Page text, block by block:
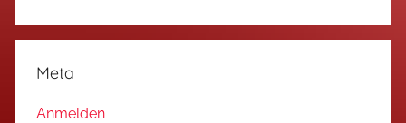
Meta
Anmelden